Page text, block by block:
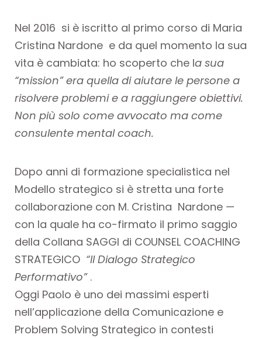
Nel 2016 si è iscritto al primo corso di Maria
Cristina Nardone e da quel momento la sua
vita è cambiata: ho scoperto che la sua
“mission” era quella di aiutare le persone a
risolvere problemi e a raggiungere obiettivi.
Non più solo come avvocato ma come
consulente mental coach.
Dopo anni di formazione specialistica nel
Modello strategico si è stretta una forte
collaborazione con M. Cristina Nardone —
con la quale ha co-firmato il primo saggio
della Collana SAGGI di COUNSEL COACHING
STRATEGICO “Il Dialogo Strategico
Performativo”.
Oggi Paolo è uno dei massimi esperti
nell’applicazione della Comunicazione e
Problem Solving Strategico in contesti